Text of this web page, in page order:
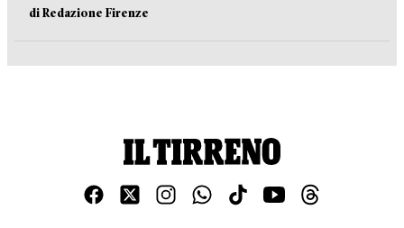
di Redazione Firenze